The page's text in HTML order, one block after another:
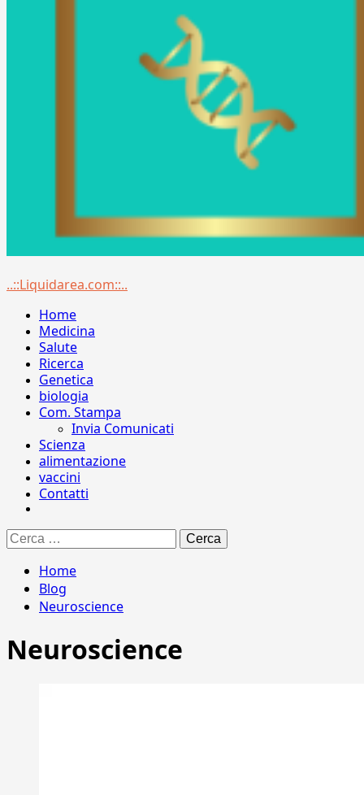
Menu
..::Liquidarea.com::..
Home
Medicina
Salute
Ricerca
Genetica
biologia
Com. Stampa
Invia Comunicati
Scienza
alimentazione
vaccini
Contatti
Ricerca
per:
Home
Blog
Neuroscience
Neuroscience